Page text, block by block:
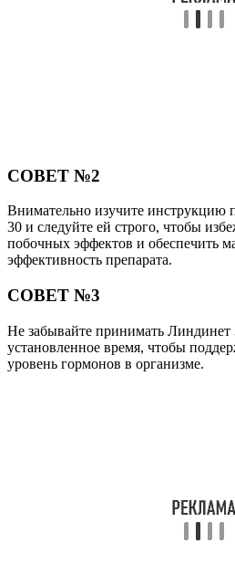
СОВЕТ №2
Внимательно изучите
30 и следуйте ей строго, чтобы
побочных эффектов и обеспечить
эффективность препарата.
СОВЕТ №3
Не забывайте принимать Линдинет
установленное время, чтобы
уровень гормонов в организме.